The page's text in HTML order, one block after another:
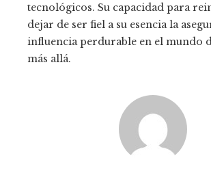
tecnológicos. Su capacidad para
dejar de ser fiel a su esencia la
influencia perdurable en el mundo
más allá.